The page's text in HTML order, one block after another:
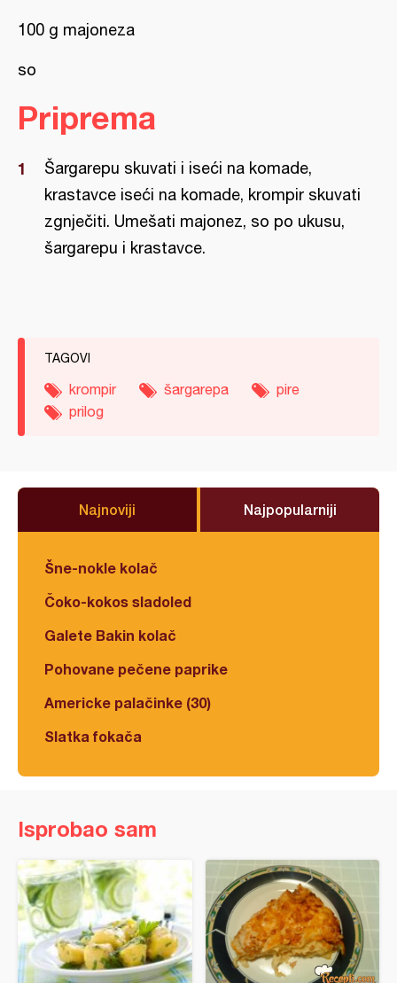
100 g majoneza
so
Priprema
Šargarepu skuvati i iseći na komade,
krastavce iseći na komade, krompir skuvati
zgnječiti. Umešati majonez, so po ukusu,
šargarepu i krastavce.
TAGOVI
krompir šargarepa
pire
prilog
Najnoviji Najpopularniji
Šne-nokle kolač
Čoko-kokos sladoled
Galete Bakin kolač
Pohovane pečene paprike
Americke palačinke (30)
Slatka fokača
Isprobao sam